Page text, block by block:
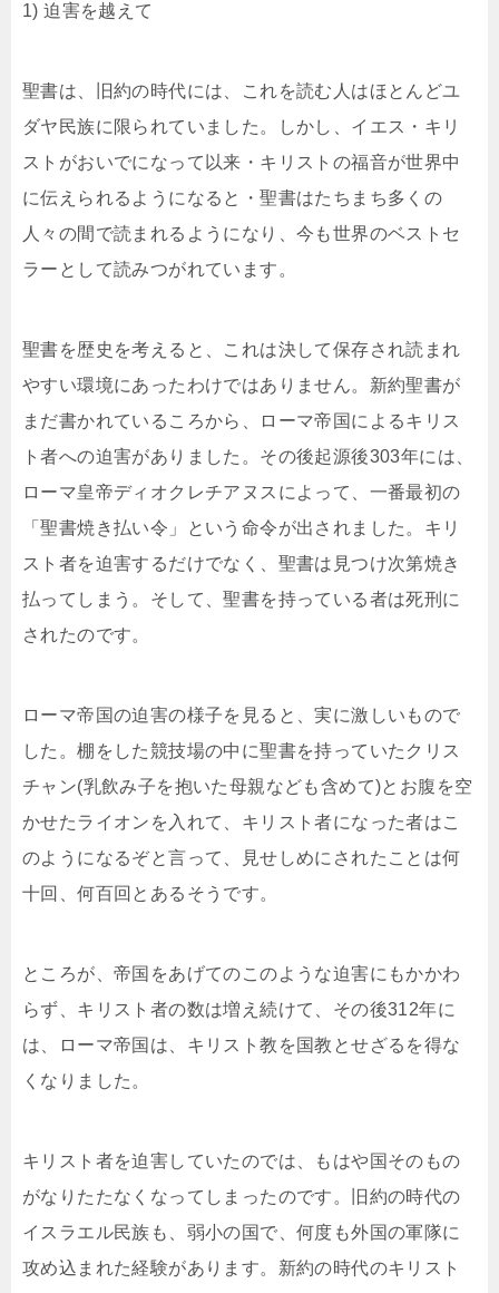
1) 迫害を越えて
聖書は、旧約の時代には、これを読む人はほとんどユ
ダヤ民族に限られていました。しかし、イエス・キリ
ストがおいでになって以来・キリストの福音が世界中
に伝えられるようになると・聖書はたちまち多くの
人々の間で読まれるようになり、今も世界のベストセ
ラーとして読みつがれています。
聖書を歴史を考えると、これは決して保存され読まれ
やすい環境にあったわけではありません。新約聖書が
まだ書かれているころから、ローマ帝国によるキリス
ト者への迫害がありました。その後起源後303年には、
ローマ皇帝ディオクレチアヌスによって、一番最初の
「聖書焼き払い令」という命令が出されました。キリ
スト者を迫害するだけでなく、聖書は見つけ次第焼き
払ってしまう。そして、聖書を持っている者は死刑に
されたのです。
ローマ帝国の迫害の様子を見ると、実に激しいもので
した。棚をした競技場の中に聖書を持っていたクリス
チャン(乳飲み子を抱いた母親なども含めて)とお腹を空
かせたライオンを入れて、キリスト者になった者はこ
のようになるぞと言って、見せしめにされたことは何
十回、何百回とあるそうです。
ところが、帝国をあげてのこのような迫害にもかかわ
らず、キリスト者の数は増え続けて、その後312年に
は、ローマ帝国は、キリスト教を国教とせざるを得な
くなりました。
キリスト者を迫害していたのでは、もはや国そのもの
がなりたたなくなってしまったのです。旧約の時代の
イスラエル民族も、弱小の国で、何度も外国の軍隊に
攻め込まれた経験があります。新約の時代のキリスト